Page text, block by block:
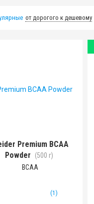
от дорогого к дешевому
Premium BCAA
Powder
(500 г)
BCAA
(1)